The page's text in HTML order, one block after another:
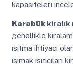
kapasiteleri
Karabükkiralık
genellikle
ısıtma ihtiyacı
ısımak